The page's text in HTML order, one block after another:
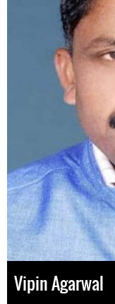
Vipin Agarwal